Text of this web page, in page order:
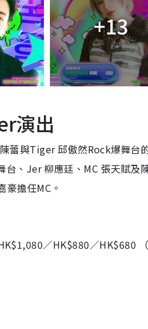
+13
演出
陳蕾與Tiger 邱傲然Rock爆舞台
、Jer 柳應廷、MC 張天賦及
擔任MC。
／HK$880／HK$680